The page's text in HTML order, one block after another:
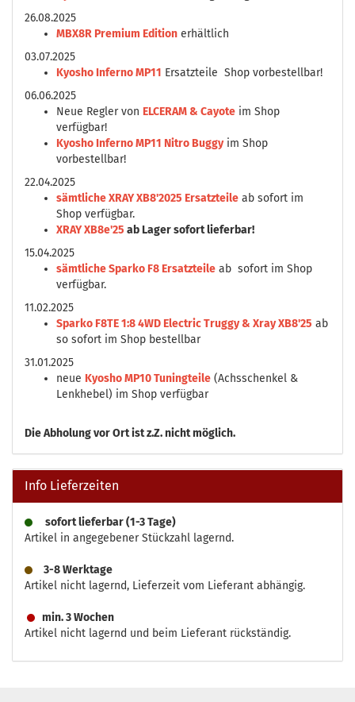
26.08.2025
MBX8R Premium Edition erhältlich
03.07.2025
Kyosho Inferno MP11 Ersatzteile Shop vorbestellbar!
06.06.2025
Neue Regler von ELCERAM & Cayote im Shop
verfügbar!
Kyosho Inferno MP11 Nitro Buggyim Shop
vorbestellbar!
22.04.2025
sämtliche XRAY XB8'2025 Ersatzteile ab sofort im
Shop verfügbar.
XRAY XB8e'25 ab Lager sofort lieferbar!
15.04.2025
sämtliche Sparko F8 Ersatzteile ab sofort im Shop
verfügbar.
11.02.2025
Sparko F8TE 1:8 4WD Electric Truggy & Xray XB8'25 ab
so sofort im Shop bestellbar
31.01.2025
neue Kyosho MP10 Tuningteile (Achsschenkel &
Lenkhebel) im Shop verfügbar
DieAbholung vor Ort ist z.Z. nicht möglich.
Info Lieferzeiten
sofort lieferbar (1-3 Tage)
Artikel in angegebener Stückzahl lagernd.
3-8 Werktage
Artikel nicht lagernd, Lieferzeit vom Lieferant abhängig.
min. 3 Wochen
Artikel nicht lagernd und beim Lieferant rückständig.